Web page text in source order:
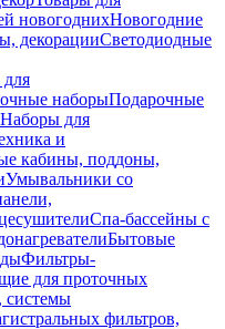
новогоднихНовогодние
декорацииСветодиодные
наборыПодарочные
Наборы для
и
кабины, поддоны,
Умывальники со
Спа-бассейны с
Бытовые
Фильтры-
для проточных
системы
фильтров,